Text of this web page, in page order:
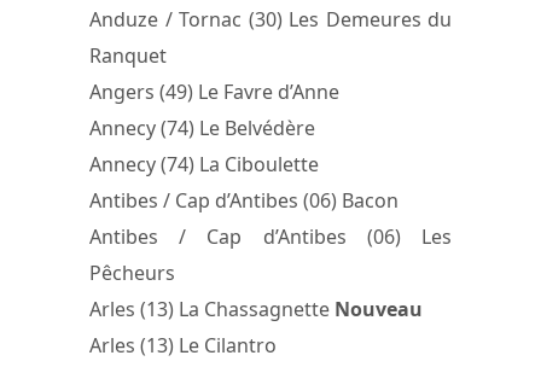
Anduze / Tornac (30) Les Demeures du
Ranquet
Angers (49) Le Favre d’Anne
Annecy (74) Le Belvédère
Annecy (74) La Ciboulette
Antibes / Cap d’Antibes (06) Bacon
Antibes / Cap d’Antibes (06) Les
Pêcheurs
Arles (13) La Chassagnette Nouveau
Arles (13) Le Cilantro